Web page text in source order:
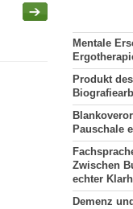
Mentale
Produkt
Pauschale
Zwischen
echter
Demenz